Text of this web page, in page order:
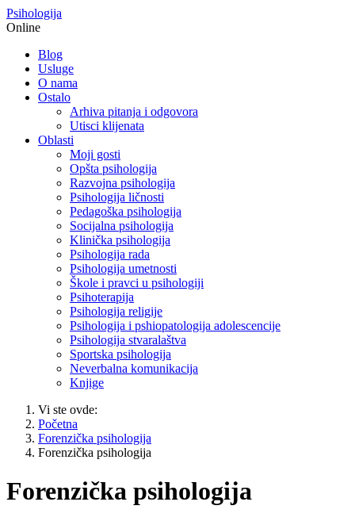
Psihologija
Online
Blog
Usluge
O nama
Ostalo
Arhiva pitanja i odgovora
Utisci klijenata
Oblasti
Moji gosti
Opšta psihologija
Razvojna psihologija
Psihologija ličnosti
Pedagoška psihologija
Socijalna psihologija
Klinička psihologija
Psihologija rada
Psihologija umetnosti
Škole i pravci u psihologiji
Psihoterapija
Psihologija religije
Psihologija i pshiopatologija adolescencije
Psihologija stvaralaštva
Sportska psihologija
Neverbalna komunikacija
Knjige
Vi ste ovde:
Početna
Forenzička psihologija
Forenzička psihologija
Forenzička psihologija